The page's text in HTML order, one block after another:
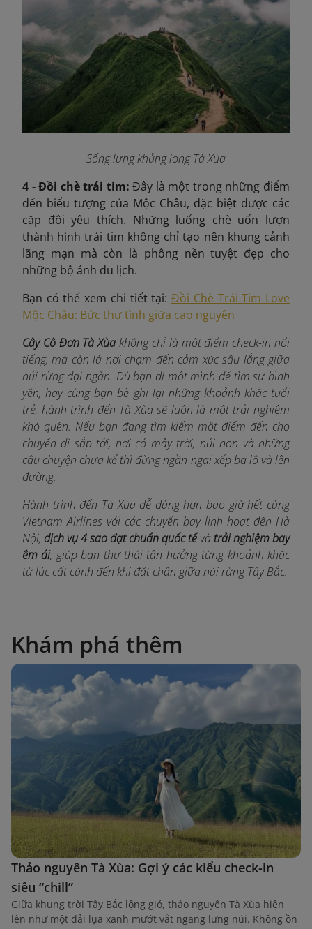
Sống lưng khủng long Tà Xùa
4 - Đồi chè trái tim: Đây là một trong những điểm
đến biểu tượng của Mộc Châu, đặc biệt được các
cặp đôi yêu thích. Những luống chè uốn lượn
thành hình trái tim không chỉ tạo nên khung cảnh
lãng mạn mà còn là phông nền tuyệt đẹp cho
những bộ ảnh du lịch.
Bạn có thể xem chi tiết tại:Đồi Chè Trái Tim Love
Mộc Châu: Bức thư tình giữa cao nguyên
Cây Cô Đơn Tà Xùa không chỉ là một điểm check-in nổi
tiếng, mà còn là nơi chạm đến cảm xúc sâu lắng giữa
núi rừng đại ngàn. Dù bạn đi một mình để tìm sự bình
yên, hay cùng bạn bè ghi lại những khoảnh khắc tuổi
trẻ, hành trình đến Tà Xùa sẽ luôn là một trải nghiệm
khó quên. Nếu bạn đang tìm kiếm một điểm đến cho
chuyến đi sắp tới, nơi có mây trời, núi non và những
câu chuyện chưa kể thì đừng ngần ngại xếp ba lô và lên
đường.
Hành trình đến Tà Xùa dễ dàng hơn bao giờ hết cùng
Vietnam Airlines với các chuyến bay linh hoạt đến Hà
Nội, dịch vụ 4 sao đạt chuẩn quốc tếvà trải nghiệm bay
êm ái, giúp bạn thư thái tận hưởng từng khoảnh khắc
từ lúc cất cánh đến khi đặt chân giữa núi rừng Tây Bắc.
Khám phá thêm
Thảo nguyên Tà Xùa: Gợi ý các kiểu check-in
siêu “chill”
Giữa khung trời Tây Bắc lộng gió, thảo nguyên Tà Xùa hiện
lên như một dải lụa xanh mướt vắt ngang lưng núi. Không ồn